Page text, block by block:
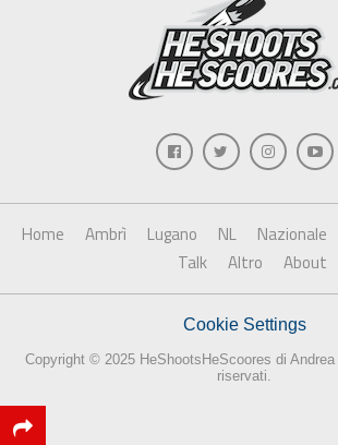
Home Ambrì Lugano NL Nazionale
Talk
Altro About
Cookie Settings
Copyright © 2025 HeShootsHeScoores di
riservati.